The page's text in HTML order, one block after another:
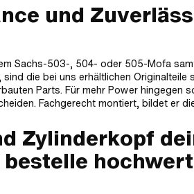
und
Sachs-503-, 504- oder 505-Mofa
die bei uns erhältlichen
Parts. Für mehr Power hingegen
Fachgerecht montiert, bildet er
Zylinderkopf